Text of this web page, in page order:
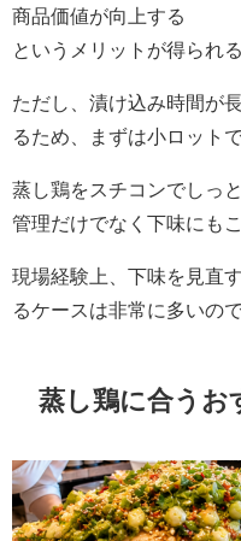
商品価値が向上する
というメリットが得られる
ただし、漬け込み時間が
るため、まずは小ロット
蒸し鶏をスチコンでしっ
管理だけでなく下味にも
現場経験上、下味を見直
るケースは非常に多いので
蒸し鶏に合うお